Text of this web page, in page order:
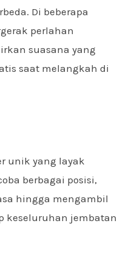
Di beberapa
perlahan
suasana yang
saat melangkah di
unik yang layak
berbagai posisi,
hingga mengambil
keseluruhan jembatan